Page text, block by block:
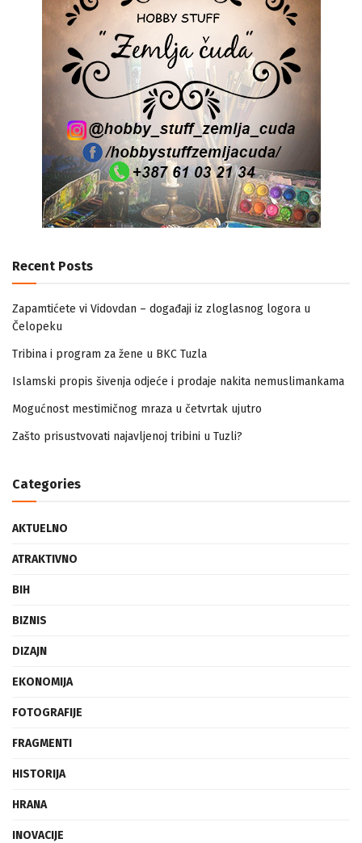
Recent Posts
Zapamtićete vi Vidovdan – događaji iz zloglasnog logora u
Čelopeku
Tribina i program za žene u BKC Tuzla
Islamski propis šivenja odjeće i prodaje nakita nemuslimankama
Mogućnost mestimičnog mraza u četvrtak ujutro
Zašto prisustvovati najavljenoj tribini u Tuzli?
Categories
AKTUELNO
ATRAKTIVNO
BIH
BIZNIS
DIZAJN
EKONOMIJA
FOTOGRAFIJE
FRAGMENTI
HISTORIJA
HRANA
INOVACIJE